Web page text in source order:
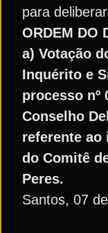
para
ORDEM DO
a) Votação
Inquérito e
processo nº
Conselho
referente ao
do Comitê
Peres.
Santos, 07